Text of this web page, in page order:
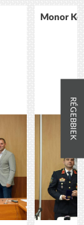
Monor
RÉGEBBIEK